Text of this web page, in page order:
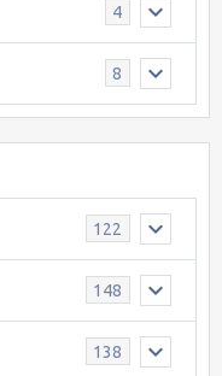
4
8
122
148
138